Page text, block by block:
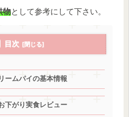
物として参考にして下さい。
目次
ームパイの基本情報
下がり実食レビュー